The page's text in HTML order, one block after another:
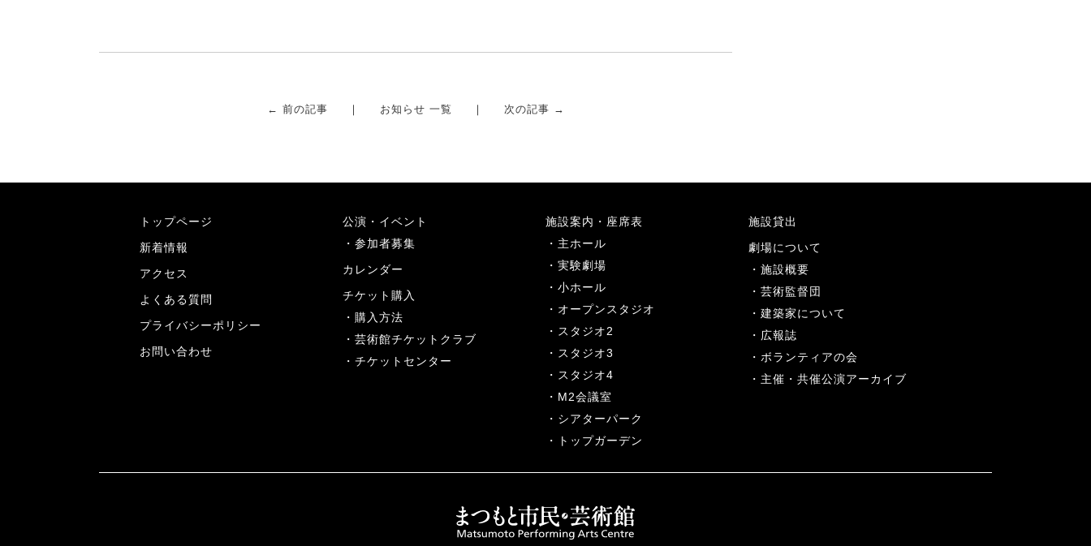
← 前の記事 お知らせ 一覧 次の記事 →
トップページ
新着情報
アクセス
よくある質問
プライバシーポリシー
お問い合わせ
公演・イベント
参加者募集
カレンダー
チケット購入
購入方法
芸術館チケットクラブ
チケットセンター
施設案内・座席表
主ホール
実験劇場
小ホール
オープンスタジオ
スタジオ2
スタジオ3
スタジオ4
M2会議室
シアターパーク
トップガーデン
施設貸出
劇場について
施設概要
芸術監督団
建築家について
広報誌
ボランティアの会
主催・共催公演アーカイブ